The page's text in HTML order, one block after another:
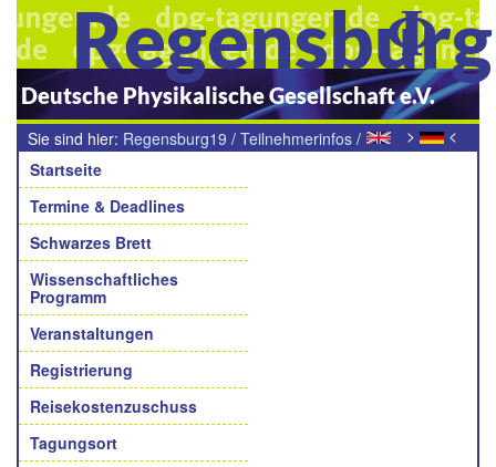
Deutsche Physikalische Gesellschaft e.V.
> <
Sie sind hier: Regensburg19 / Teilnehmerinfos /
Kinderbetreuung während der Tagung
Navigation
Startseite
Termine & Deadlines
Schwarzes Brett
Wissenschaftliches
Programm
Veranstaltungen
Registrierung
Reisekostenzuschuss
Tagungsort